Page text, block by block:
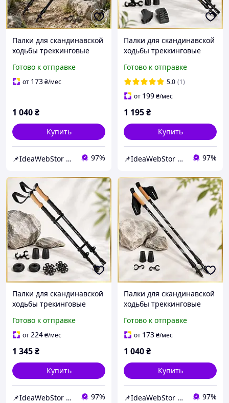
Палки для скандинавской
ходьбы треккинговые
спортивной ходьбы
PowerP 9104 Black/Green
Готово к отправке
от 173₴/мес
1 040₴
Купить
📌IdeaWebStor интернет-магазин товаров для спорта 97%
Палки для скандинавской
ходьбы треккинговые
спортивной ходьбы
PowerP 9105 Sisu Black
Готово к отправке
5.0 (1)
от 199₴/мес
1 195₴
Купить
📌IdeaWebStor интернет-магазин товаров для спорта 97%
Палки для скандинавской
ходьбы трекинговые
спортивной ходьбы
PowerPlay 9107 Friluftsli
Готово к отправке
от224₴/мес
1 345₴
Купить
📌IdeaWebStor интернет-магазин товаров для спорта 97%
Палки для скандинавской
ходьбы треккинговые
спортивной ходьбы
PowerP 9104 Black/White
Готово к отправке
от 173₴/мес
1 040₴
Купить
📌IdeaWebStor интернет-магазин товаров для спорта 97%